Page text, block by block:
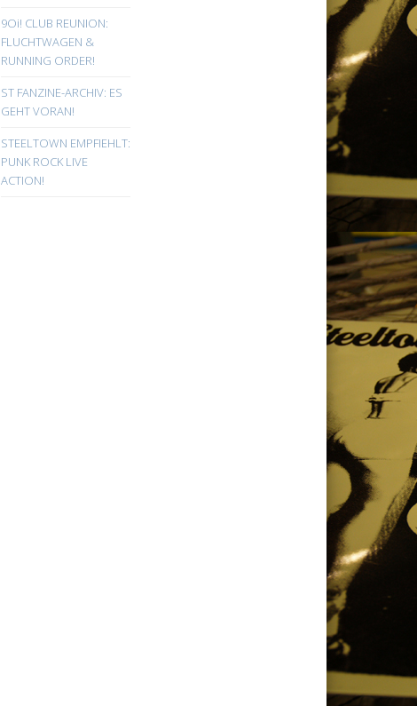
9Oi! CLUB REUNION:
FLUCHTWAGEN &
RUNNING ORDER!
ST FANZINE-ARCHIV: ES
GEHT VORAN!
STEELTOWN EMPFIEHLT:
PUNK ROCK LIVE
ACTION!